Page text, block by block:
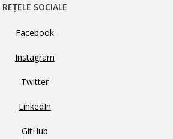
REȚELE SOCIALE
Facebook
Instagram
Twitter
LinkedIn
GitHub